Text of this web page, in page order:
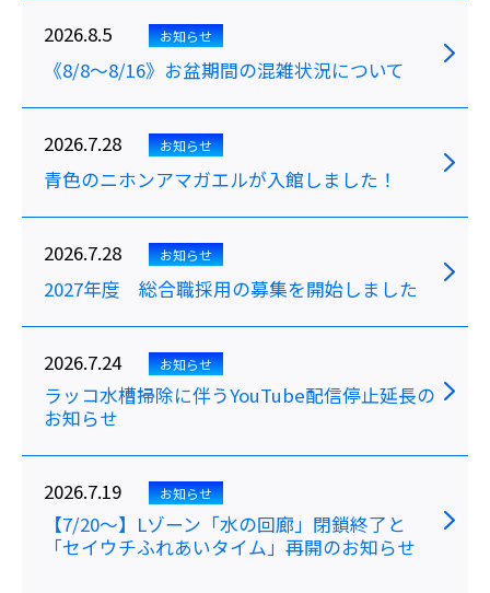
2026.8.5 お知らせ
《8/8～8/16》お盆期間の混雑状況について
2026.7.28 お知らせ
青色のニホンアマガエルが入館しました！
2026.7.28 お知らせ
2027年度 総合職採用の募集を開始しました
2026.7.24 お知らせ
ラッコ水槽掃除に伴うYouTube配信停止延長の
お知らせ
2026.7.19 お知らせ
【7/20～】Lゾーン「水の回廊」閉鎖終了と
「セイウチふれあいタイム」再開のお知らせ